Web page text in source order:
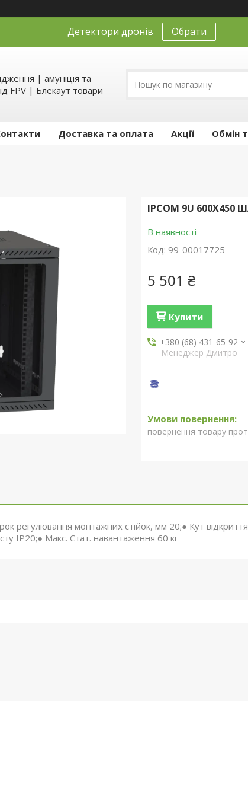
Детектори дронів Обрати
| амуніція та
FPV | Блекаут товари
Доставка та оплата Акції Обмін
IPCOM 9U
В наявності
Код: 99-00017725
5 501 ₴
Купити
+380 (68) 431-65-92
Менеджер Дмитро
повернення товару
регулювання монтажних стійок, мм 20;● Кут відкриття
IP20;● Макс. Стат. навантаження 60 кг